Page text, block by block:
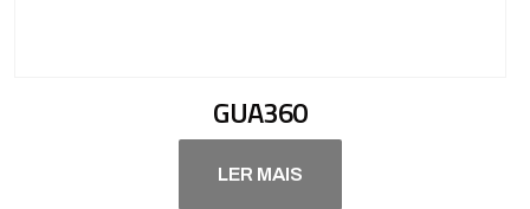
GUA360
LER MAIS